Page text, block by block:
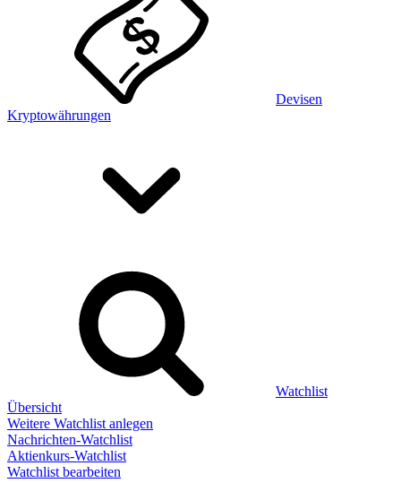
Devisen
Kryptowährungen
Watchlist
Übersicht
Weitere Watchlist anlegen
Nachrichten-Watchlist
Aktienkurs-Watchlist
Watchlist bearbeiten